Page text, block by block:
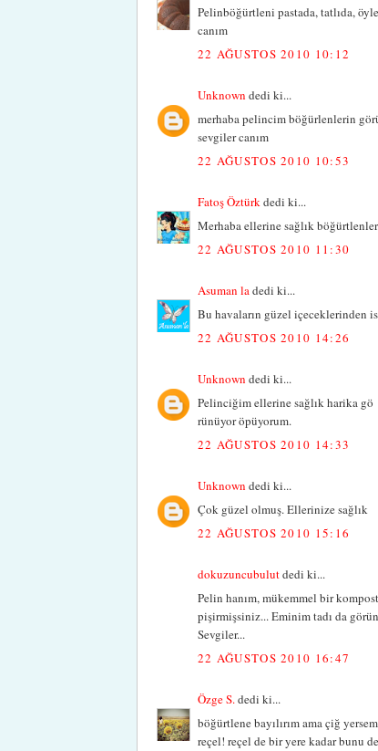
Pelinböğürtleni pastada, tatlıda,
canım
22 AĞUSTOS 2010 10:12
Unknown dedi ki...
merhaba pelincim böğürlenlerin
sevgiler canım
22 AĞUSTOS 2010 10:53
Fatoş Öztürk dedi ki...
Merhaba ellerine sağlık
22 AĞUSTOS 2010 11:30
Asuman la dedi ki...
Bu havaların güzel içeceklerinden
22 AĞUSTOS 2010 14:26
Unknown dedi ki...
Pelinciğim ellerine sağlık harika gö
rünüyor öpüyorum.
22 AĞUSTOS 2010 14:33
Unknown dedi ki...
Çok güzel olmuş. Ellerinize sağlık
22 AĞUSTOS 2010 15:16
dokuzuncubulutdedi ki...
Pelin hanım, mükemmel bir
pişirmişsiniz... Eminim tadı da
Sevgiler...
22 AĞUSTOS 2010 16:47
Özge S. dedi ki...
böğürtlene bayılırım ama çiğ
reçel! reçel de bir yere kadar bunu